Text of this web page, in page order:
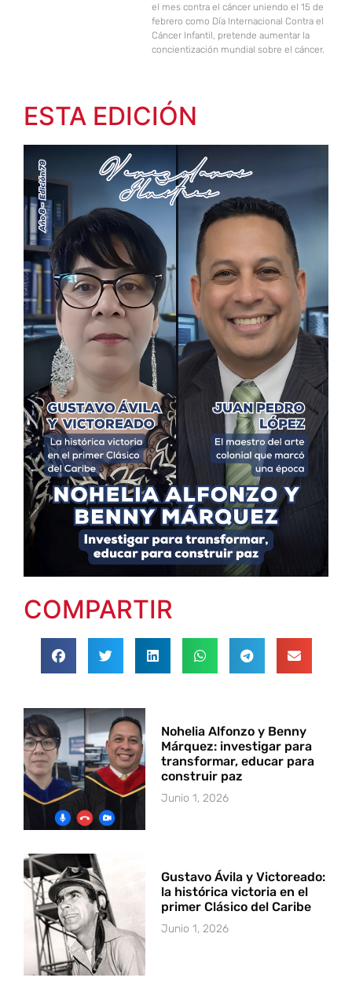
el mes contra el cáncer uniendo el 15 de
febrero como Día Internacional Contra el
Cáncer Infantil, pretende aumentar la
concientización mundial sobre el cáncer.
ESTA EDICIÓN
COMPARTIR
Nohelia Alfonzo y Benny
Márquez: investigar para
transformar, educar para
construir paz
Junio 1, 2026
Gustavo Ávila y Victoreado:
la histórica victoria en el
primer Clásico del Caribe
Junio 1, 2026